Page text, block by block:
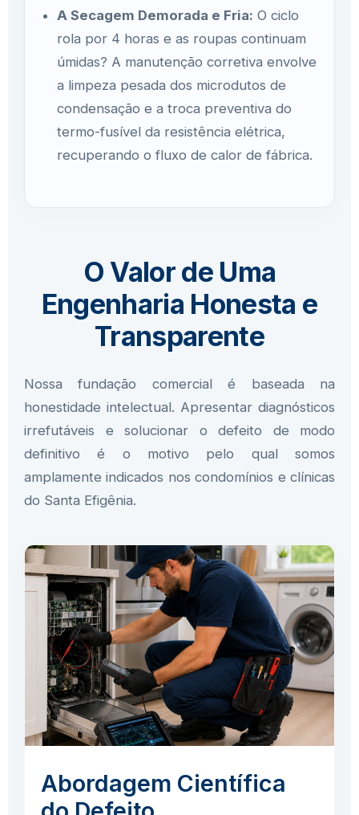
A Secagem Demorada e Fria: O ciclo
rola por 4 horas e as roupas continuam
úmidas? A manutenção corretiva envolve
a limpeza pesada dos microdutos de
condensação e a troca preventiva do
termo-fusível da resistência elétrica,
recuperando o fluxo de calor de fábrica.
O Valor de Uma
Engenharia Honesta e
Transparente
Nossa fundação comercial é baseada na
honestidade intelectual. Apresentar diagnósticos
irrefutáveis e solucionar o defeito de modo
definitivo é o motivo pelo qual somos
amplamente indicados nos condomínios e clínicas
do Santa Efigênia.
Abordagem Científica